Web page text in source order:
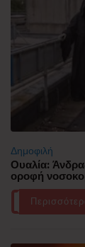
Δημοφιλή
Ουαλία:
οροφή